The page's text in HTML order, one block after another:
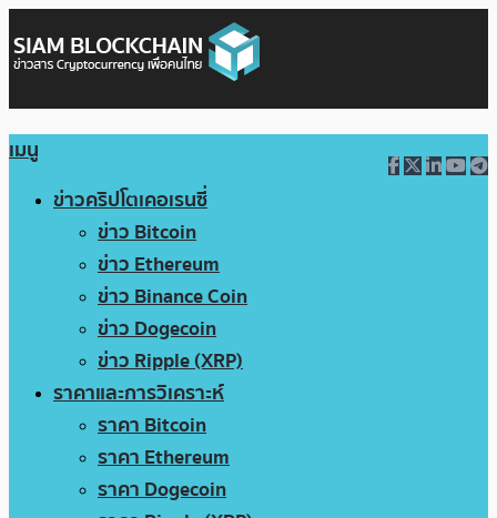
เมนู
ข่าวคริปโตเคอเรนซี่
ข่าว Bitcoin
ข่าว Ethereum
ข่าว Binance Coin
ข่าว Dogecoin
ข่าว Ripple (XRP)
ราคาและการวิเคราะห์
ราคา Bitcoin
ราคา Ethereum
ราคา Dogecoin